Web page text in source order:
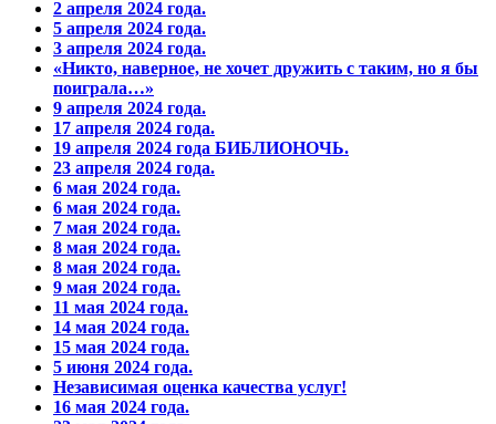
2 апреля 2024 года.
5 апреля 2024 года.
3 апреля 2024 года.
«Никто, наверное, не хочет дружить с таким, но я бы
поиграла…»
9 апреля 2024 года.
17 апреля 2024 года.
19 апреля 2024 года БИБЛИОНОЧЬ.
23 апреля 2024 года.
6 мая 2024 года.
6 мая 2024 года.
7 мая 2024 года.
8 мая 2024 года.
8 мая 2024 года.
9 мая 2024 года.
11 мая 2024 года.
14 мая 2024 года.
15 мая 2024 года.
5 июня 2024 года.
Независимая оценка качества услуг!
16 мая 2024 года.